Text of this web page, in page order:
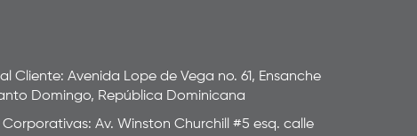
Cliente: Avenida Lope de Vega no. 61, Ensanche
Domingo, República Dominicana
Av. Winston Churchill #5 esq. calle